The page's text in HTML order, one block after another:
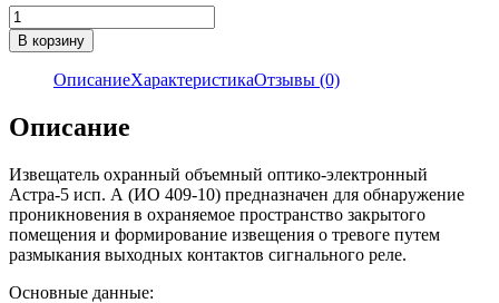
Количество
товара
Инфракрасный
датчик
движения
Астра-5
исп.
(ИО
409-
10)
В корзину
ОписаниеХарактеристикаОтзывы (0)
Описание
Извещатель охранный объемный оптико-электронный
Астра-5 исп. А (ИО 409-10) предназначен для обнаружение
проникновения в охраняемое пространство закрытого
помещения и формирование извещения о тревоге путем
размыкания выходных контактов сигнального реле.
Основные данные: